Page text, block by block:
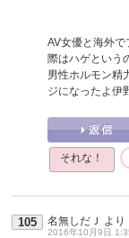
AV女優と海外
際はハゲという
男性ホルモン精
ジになったよ伊
それな！
105 名無しだＪ より
2016年10月9日